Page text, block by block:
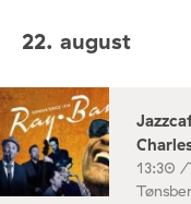
22. august
13:30 /